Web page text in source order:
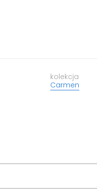
kolekcja
Carmen